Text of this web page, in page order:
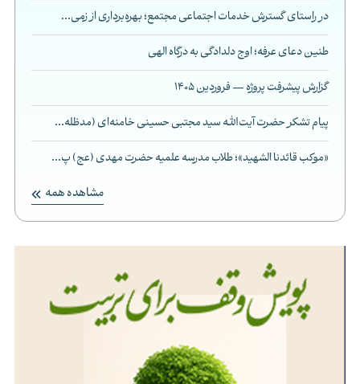
در راستای گسترش خدمات اجتماعی مجتمع؛ بهره‌برداری از زمی...
طنین دعای عرفه؛ اوج دلدادگی به درگاه الهی
گزارش پیشرفت پروژه — فروردین 1405
پیام تشکر حضرت آیت‌الله سید مجتبی حسینی خامنه‌ای (مدظله...
«موکب قائدنا الشهید»؛ طلاب مدرسه علمیه حضرت مهدی (عج) پ...
مشاهده همه